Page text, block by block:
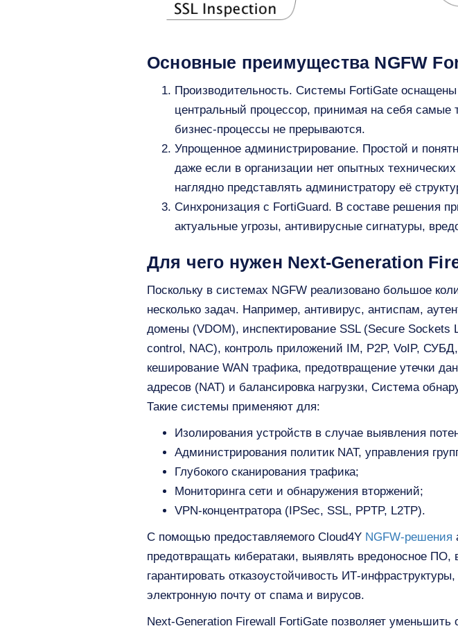
Основные преимущества NGFW
Производительность. Системы FortiGate
центральный процессор, принимая на себя
бизнес-процессы не прерываются.
Упрощенное администрирование. Простой и
даже если в организации нет опытных
наглядно представлять администратору её
Синхронизация с FortiGuard. В составе решения
актуальные угрозы, антивирусные сигнатуры,
Для чего нужен Next-Generation
Поскольку в системах NGFW реализовано большое
несколько задач. Например, антивирус, антиспам,
домены (VDOM), инспектирование SSL (Secure Sockets
control, NAC), контроль приложений IM, P2P, VoIP,
кеширование WAN трафика, предотвращение утечки
адресов (NAT) и балансировка нагрузки, Система
Такие системы применяют для:
Изолирования устройств в случае выявления
Администрирования политик NAT, управления
Глубокого сканирования трафика;
Мониторинга сети и обнаружения вторжений;
VPN-концентратора (IPSec, SSL, PPTP, L2TP).
С помощью предоставляемого Cloud4Y NGFW-решения
предотвращать кибератаки, выявлять вредоносное
гарантировать отказоустойчивость ИТ-
электронную почту от спама и вирусов.
Next-Generation Firewall FortiGate позволяет уменьшить